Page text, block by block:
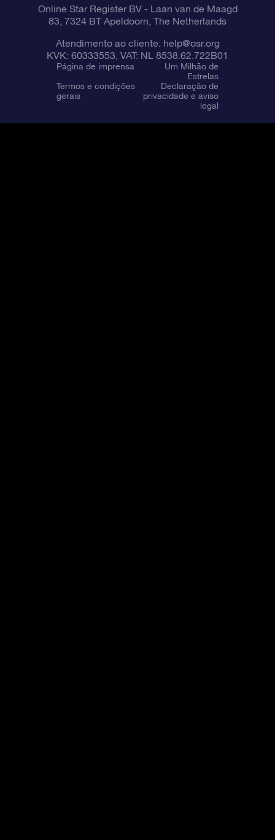
Online Star Register BV- Laan van de Maagd
83, 7324 BT Apeldoorn, The Netherlands
Atendimento ao cliente: help@osr.org
KVK: 60333553, VAT: NL 8538.62.722B01
Página de imprensa
Um Milhão de
Estrelas
Termos e condições
gerais
Declaração de
privacidade e aviso
legal